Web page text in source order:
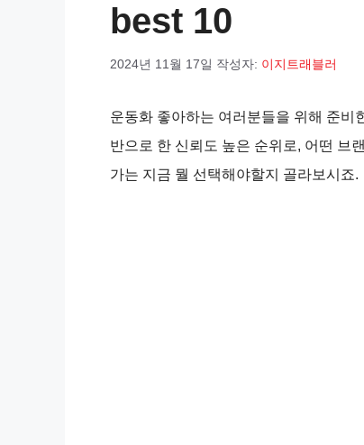
best 10
2024년 11월 17일 작성자: 이지트래블러
운동화 좋아하는 여러분들을 위해 준비
반으로 한 신뢰도 높은 순위로, 어떤 브
가는 지금 뭘 선택해야할지 골라보시죠.